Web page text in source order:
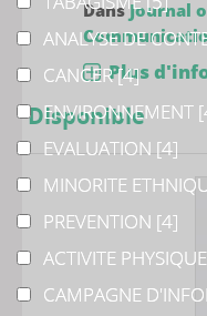
DansJournal
Plus
Disponible
ANALYSE DE
ANALYSE DE
CANCER
CANCER[4]
ENVIRONNEMENT
ENVIRONNEMENT
EVALUATION
EVALUATION [4]
MINORITE ETHNIQUE
MINORITE
PREVENTION
PREVENTION [4]
ACTIVITE PHYSIQUE
ACTIVITE PHYSIQUE
CAMPAGNE
CAMPAGNE